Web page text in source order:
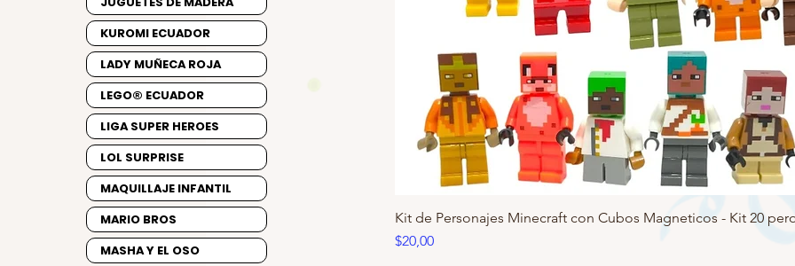
Kit de Personajes Minecraft con Cubos Magneticos - Kit 20
Precio
$20,00
KUROMI ECUADOR
LADY MUÑECA ROJA
LEGO® ECUADOR
LIGA SUPER HEROES
LOL SURPRISE
MAQUILLAJE INFANTIL
MARIO BROS
MASHA Y EL OSO